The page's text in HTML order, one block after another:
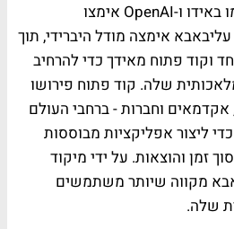
בעוד חלק מהמתחרות כמו באידו ו-OpenAI אימצו
אימצה מודל היברידי, תוך
וקוד פתוח מאידך כדי להרחיב
שלה. קוד פתוח פירושו
וחברות - ברחבי העולם
ליצור אפליקציות מבוססות
זמן והוצאות. על ידי מיקוד
מקווה שיותר משתמשים
שלה.